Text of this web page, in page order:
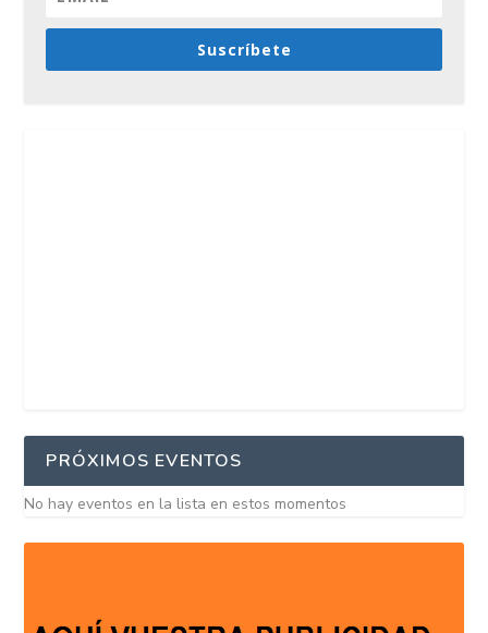
Suscríbete
PRÓXIMOS EVENTOS
No hay eventos en la lista en estos momentos